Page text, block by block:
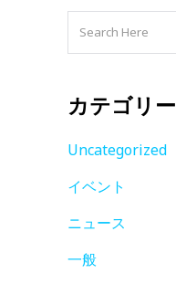
カテゴリー
Uncategorized
イベント
ニュース
一般